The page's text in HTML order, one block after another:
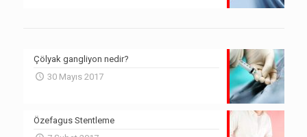
Çölyak gangliyon nedir?
30 Mayıs 2017
Özefagus Stentleme